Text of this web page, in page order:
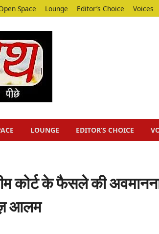
Space Lounge Editor’s Choice Voices
LOUNGE EDITOR’S CHOICE
के फैसले की अवमानना
आलम